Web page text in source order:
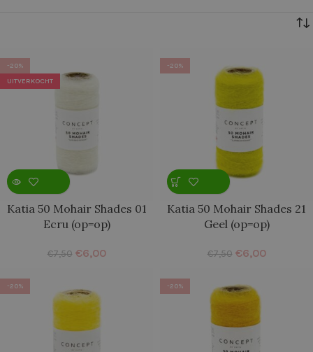
-20%
UITVERKOCHT
Katia 50 Mohair Shades 01
Ecru (op=op)
€7,50 €6,00
-20%
Katia 50 Mohair Shades 21
Geel (op=op)
€7,50 €6,00
-20% -20%